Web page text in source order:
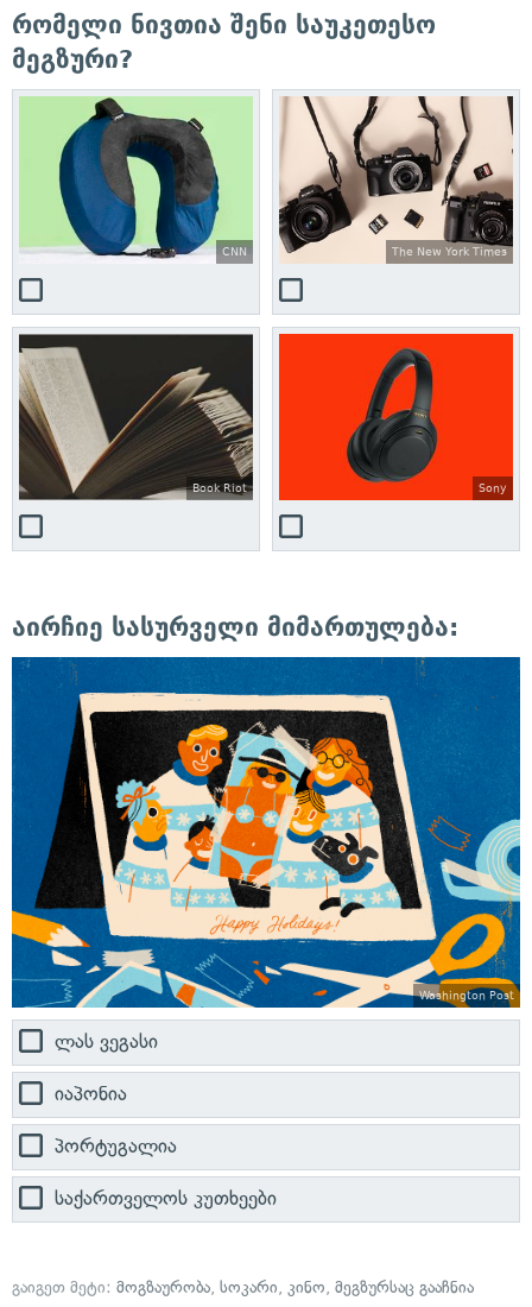
რომელი ნივთია შენი საუკეთესო
მეგზური?
CNN The New York Times
Book Riot Sony
აირჩიე სასურველი მიმართულება:
Washington Post
ლას ვეგასი
იაპონია
პორტუგალია
საქართველოს კუთხეები
გაიგეთ მეტი: მოგზაურობა, სოკარი, კინო, მეგზურსაც გააჩნია